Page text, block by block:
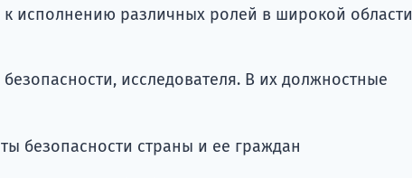
исполнению различных ролей в широкой области
исследователя. В их должностные
безопасности страны и ее граждан